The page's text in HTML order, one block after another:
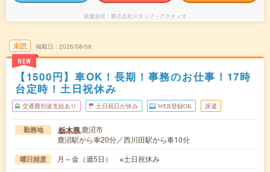
派遣会社 株式会社スタッフ・アクティオ
未読
NEW
掲載日 2026/08/08
【1500円】車OK！長期！事務のお仕事！17時
台定時！土日祝休み
交通費別途支給あり 土日祝日が休み WEB登録OK 派遣
勤務地 栃木県 鹿沼市
鹿沼駅から車20分／西川田駅から車10分
曜日頻度 月～金（週5日） ※土日祝休み